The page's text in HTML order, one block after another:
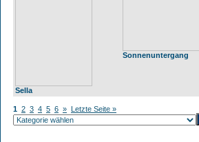
Sella
Sonnenuntergang
1 2 3 4 5 6 » Letzte Seite »